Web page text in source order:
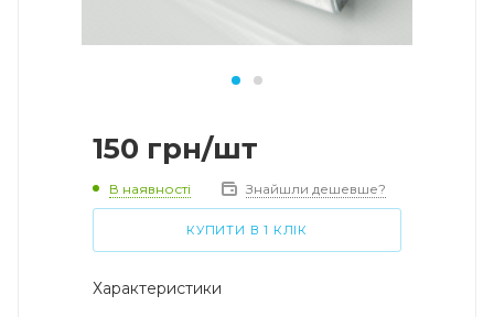
150 грн/шт
В наявності Знайшли дешевше?
КУПИТИ В 1 КЛІК
Характеристики